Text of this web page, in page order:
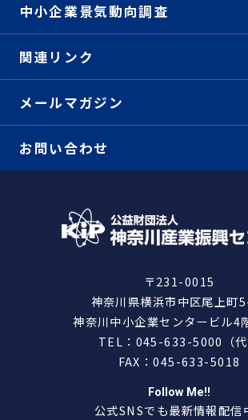
中小企業景気動向調査
関連リンク
メールマガジン
お問い合わせ
〒231-0015
神奈川県横浜市中区尾上町
神奈川中小企業センタービル4
TEL：045-633-5000（代
FAX：045-633-5018
Follow Me!!
公式SNSでも最新情報配信